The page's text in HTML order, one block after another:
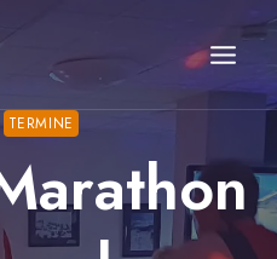
TERMINE